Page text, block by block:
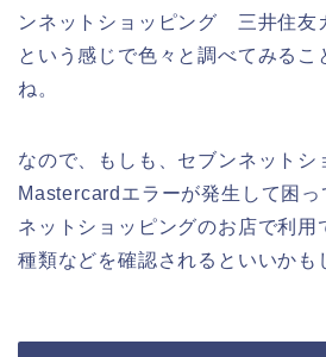
ンネットショッピング 三井住友
という感じで色々と調べてみるこ
ね。
なので、もしも、セブンネットシ
Mastercardエラーが発生して困
ネットショッピングのお店で利
種類などを確認されるといいかも